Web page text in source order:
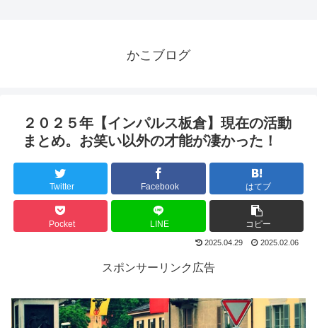
かこブログ
２０２５年【インパルス板倉】現在の活動
まとめ。お笑い以外の才能が凄かった！
Twitter Facebook はてブ
Pocket LINE コピー
2025.04.29 2025.02.06
スポンサーリンク広告